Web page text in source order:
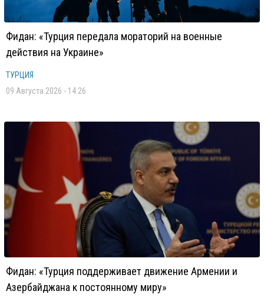
Фидан: «Турция передала мораторий на военные
действия на Украине»
ТУРЦИЯ
09 Августа 2026 - 14:26
Фидан: «Турция поддерживает движение Армении и
Азербайджана к постоянному миру»